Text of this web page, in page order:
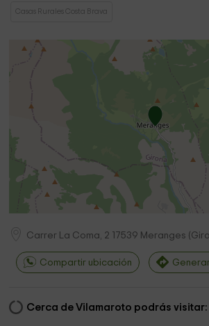
Casas Rurales Costa Brava
Carrer La Coma, 2 17539 Meranges (
Compartir ubicación
Cerca de Vilamaroto podrás visitar: